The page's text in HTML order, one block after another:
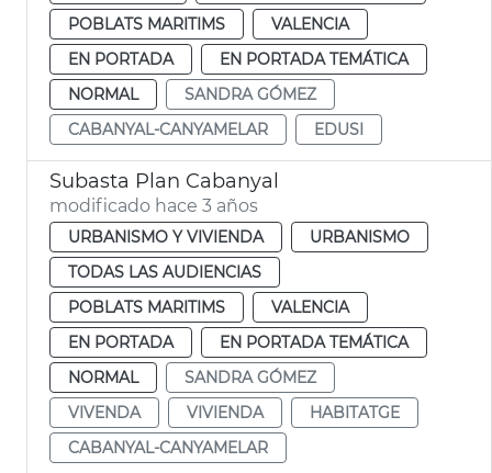
POBLATS MARITIMS
VALENCIA
EN PORTADA
EN PORTADA TEMÁTICA
NORMAL
SANDRA GÓMEZ
CABANYAL-CANYAMELAR
EDUSI
Subasta Plan Cabanyal
modificado hace 3 años
URBANISMO Y VIVIENDA
URBANISMO
TODAS LAS AUDIENCIAS
POBLATS MARITIMS
VALENCIA
EN PORTADA
EN PORTADA TEMÁTICA
NORMAL
SANDRA GÓMEZ
VIVENDA
VIVIENDA
HABITATGE
CABANYAL-CANYAMELAR